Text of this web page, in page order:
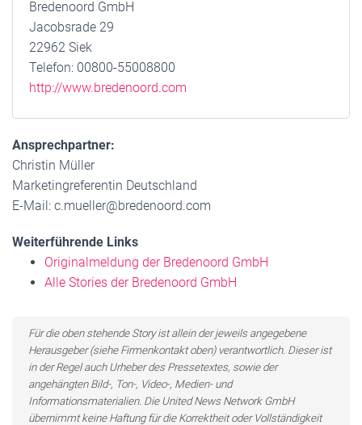
Bredenoord GmbH
Jacobsrade 29
22962 Siek
Telefon: 00800-55008800
http://www.bredenoord.com
Ansprechpartner:
Christin Müller
Marketingreferentin Deutschland
E-Mail: c.mueller@bredenoord.com
Weiterführende Links
Originalmeldung der Bredenoord GmbH
Alle Stories der Bredenoord GmbH
Für die oben stehende Story ist allein der jeweils angegebene
Herausgeber (siehe Firmenkontakt oben) verantwortlich. Dieser ist
in der Regel auch Urheber des Pressetextes, sowie der
angehängten Bild-, Ton-, Video-, Medien- und
Informationsmaterialien. Die United News Network GmbH
übernimmt keine Haftung für die Korrektheit oder Vollständigkeit